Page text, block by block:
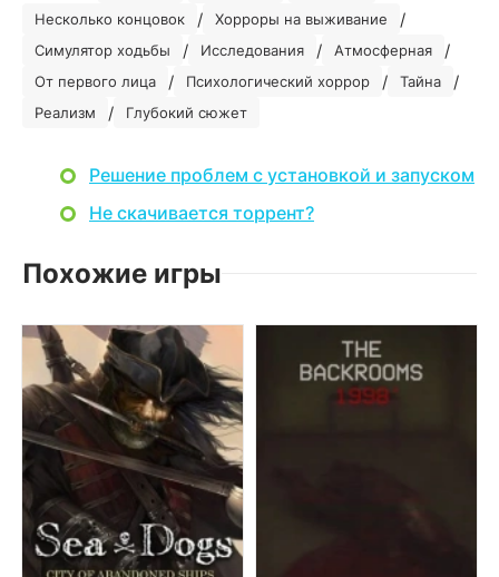
Несколько концовок / Хорроры на выживание /
Симулятор ходьбы / Исследования / Атмосферная /
От первого лица / Психологический хоррор / Тайна /
Реализм / Глубокий сюжет
Решение проблем с установкой и запуском
Не скачивается торрент?
Похожие игры